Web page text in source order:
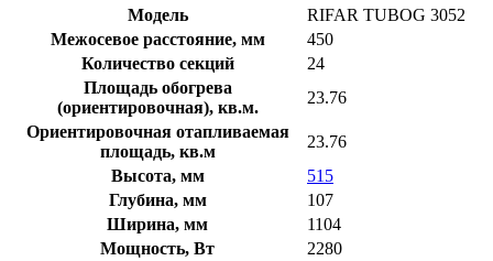
Модель
RIFAR TUBOG 3052
Межосевое расстояние, мм
450
Количество секций
24
Площадь обогрева
(ориентировочная), кв.м.
23.76
Ориентировочная отапливаемая
площадь, кв.м
23.76
Высота, мм
515
Глубина, мм
107
Ширина, мм
1104
Мощность, Вт
2280